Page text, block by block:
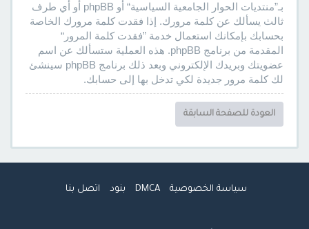
بـ”منتديات الحوار الجامعية السياسية“ أو phpBB أو أي طرف
ثالث يسألك عن كلمة مرورك. إذا فقدت كلمة مرورك الخاصة
بحسابك بإمكانك استعمال خدمة ”فقدت كلمة المرور“
المقدمة من برنامج phpBB. هذه العملية ستسألك عن اسم
عضويتك وبريدك الإلكتروني وبعد ذلك برنامج phpBB سينشئ
لك كلمة مرور جديدة لكي تدخل بها إلى حسابك.
العودة للصفحة السابقة
سياسة الخصوصية DMCA بنود اتصل بنا